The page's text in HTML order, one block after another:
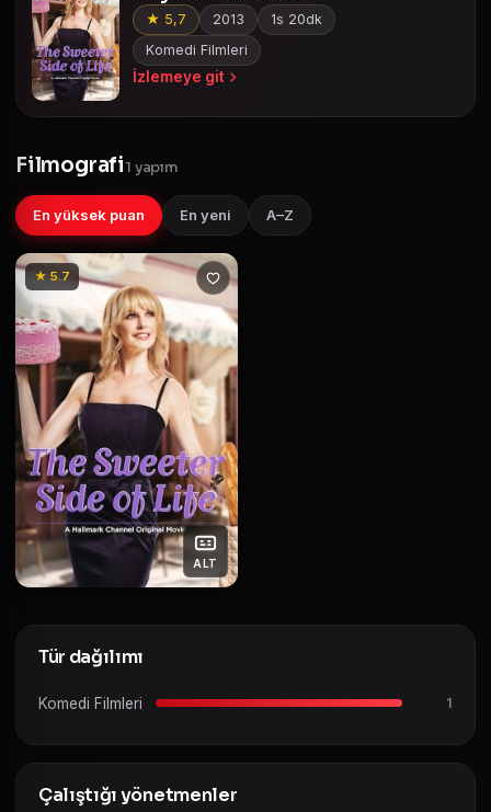
★ 5,7 2013
1s 20dk
Komedi Filmleri
İzlemeye git
Filmografi1 yapım
En yüksek puan En yeni A–Z
★ 5.7
ALT
Tür dağılımı
Komedi Filmleri 1
Çalıştığı yönetmenler